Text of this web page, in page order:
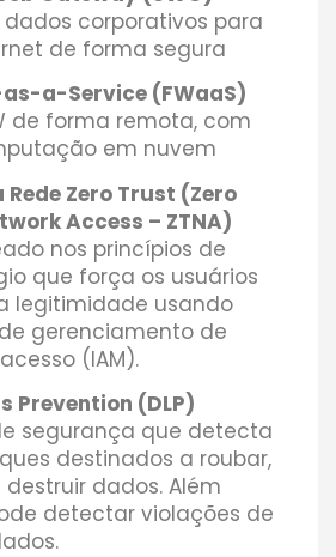
corporativos para
de forma segura
a-Service (FWaaS)
de forma remota, com
em nuvem
Rede Zero Trust (Zero
Access – ZTNA)
nos princípios de
que força os usuários
legitimidade usando
gerenciamento de
(IAM).
Prevention (DLP)
segurança que detecta
destinados a roubar,
dados. Além
detectar violações de